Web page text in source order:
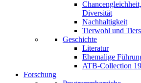
Diversität
Nachhaltigkeit
Tierwohl und
Geschichte
Literatur
Ehemalige
ATB-Collection
Forschung